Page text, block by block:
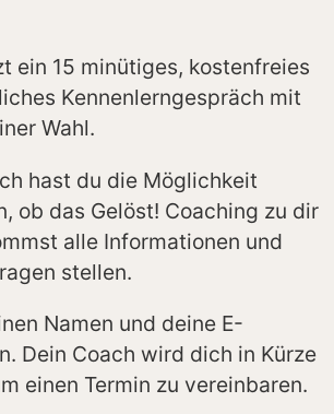
ein 15 minütiges, kostenfreies
Kennenlerngespräch mit
Wahl.
hast du die Möglichkeit
ob das Gelöst! Coaching zu dir
alle Informationen und
stellen.
Namen und deine E-
Dein Coach wird dich in Kürze
einen Termin zu vereinbaren.